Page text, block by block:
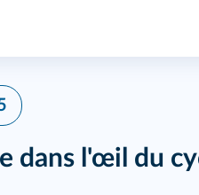
dans l'œil du